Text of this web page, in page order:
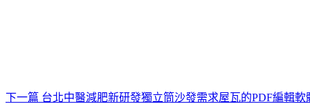
下一篇 台北中醫減肥新研發獨立筒沙發需求屋瓦的PDF編輯軟